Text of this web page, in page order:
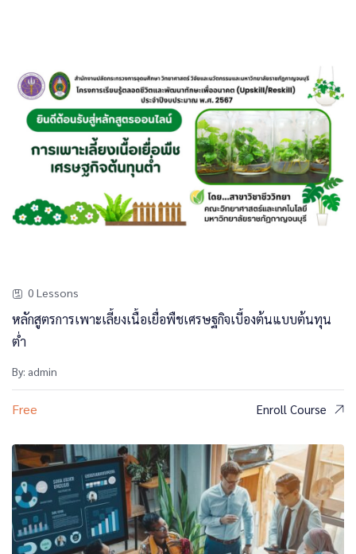
0 Lessons
หลักสูตรการเพาะเลี้ยงเนื้อเยื่อพืชเศรษฐกิจเบี้องต้นแบบต้นทุน
ต่ำ
By: admin
Free Enroll Course